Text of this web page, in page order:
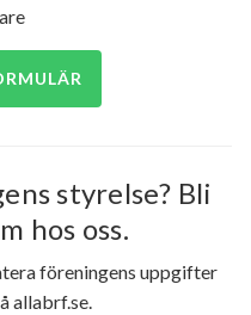
styrelse? Bli
hos oss.
föreningens uppgifter
allabrf.se.